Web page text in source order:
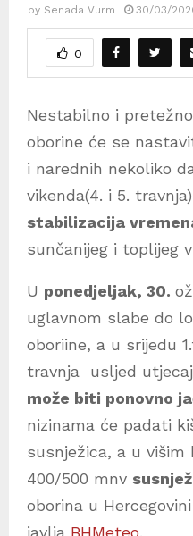
by Senada Vurm 30/03/
0
Nestabilno i pretežno
oborine će se
i narednih nekoliko
vikenda(4. i 5.
stabilizacija
sunčanijeg i toplijeg
U ponedjeljak, 30.
uglavnom slabe do
oboriine, a u srijedu
travnja usljed
može biti ponovno
nizinama će padati
susnježica, a u višim
400/500 mnv
oborina u